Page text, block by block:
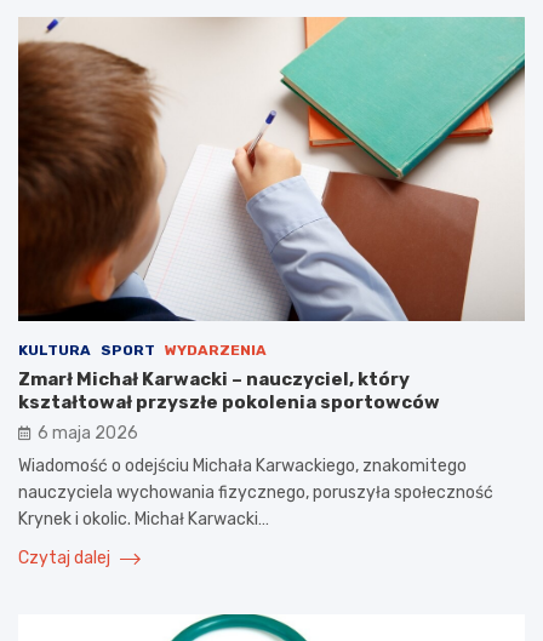
KULTURA SPORT WYDARZENIA
Zmarł Michał Karwacki – nauczyciel, który
kształtował przyszłe pokolenia sportowców
6 maja 2026
Wiadomość o odejściu Michała Karwackiego, znakomitego
nauczyciela wychowania fizycznego, poruszyła społeczność
Krynek i okolic. Michał Karwacki…
Czytaj dalej